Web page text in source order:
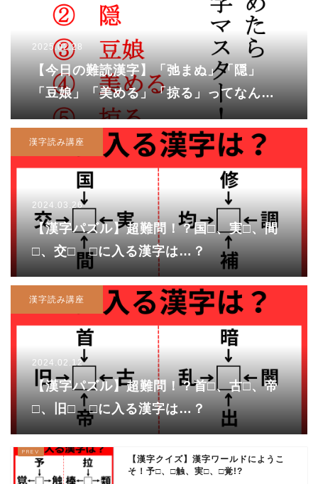
2025.02.28
【今日の難読漢字】「弛まぬ」「隠」
「豆娘」「美める」「掠る」ってなんて
読む！？
漢字読み講座
2024.03.26
【漢字パズル】超難問！？国□、実□、間
□、交□ □に入る漢字は…？
漢字読み講座
2024.02.12
【漢字パズル】超難問！？首□、古□、帝
□、旧□ □に入る漢字は…？
【漢字クイズ】漢字ワールドにようこ
そ！予□、□触、実□、□覚!?